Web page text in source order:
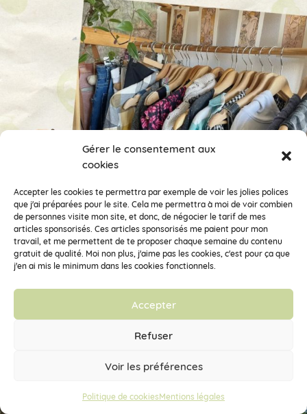
Gérer le consentement aux
cookies
Accepter les cookies te permettra par exemple de voir les jolies polices
que j'ai préparées pour le site. Cela me permettra à moi de voir combien
de personnes visite mon site, et donc, de négocier le tarif de mes
articles sponsorisés. Ces articles sponsorisés me paient pour mon
travail, et me permettent de te proposer chaque semaine du contenu
gratuit de qualité. Moi non plus, j'aime pas les cookies, c'est pour ça que
j'en ai mis le minimum dans les cookies fonctionnels.
Accepter
Refuser
Voir les préférences
Politique de cookiesMentions légales